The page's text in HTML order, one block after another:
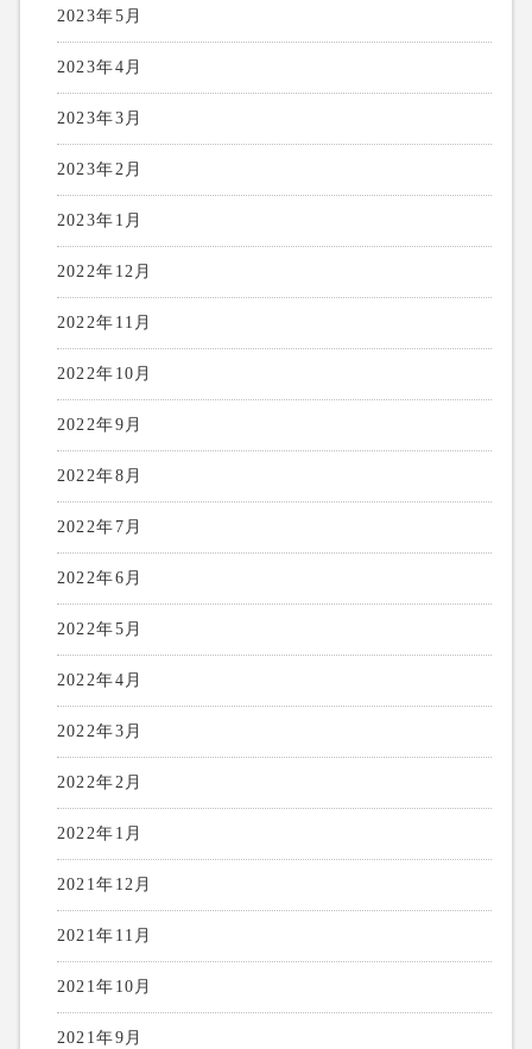
2023年5月
2023年4月
2023年3月
2023年2月
2023年1月
2022年12月
2022年11月
2022年10月
2022年9月
2022年8月
2022年7月
2022年6月
2022年5月
2022年4月
2022年3月
2022年2月
2022年1月
2021年12月
2021年11月
2021年10月
2021年9月